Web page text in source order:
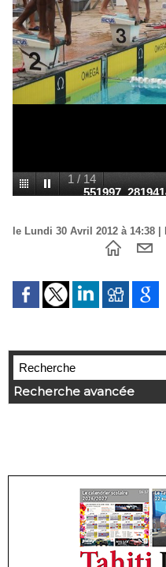
1 / 14
le Lundi 30 Avril 2012 à 14:38 |
Recherche avancée